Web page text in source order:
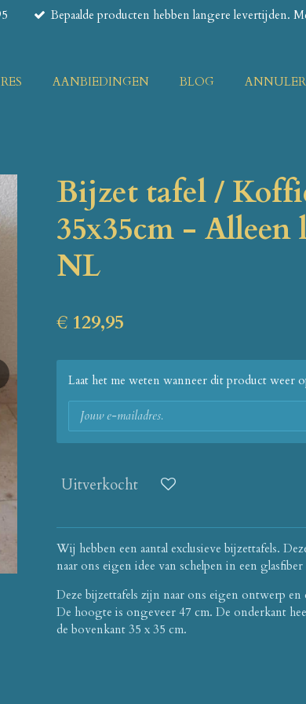
Bepaalde producten hebben langere levertijden.
AANBIEDINGEN BLOG
Bijzet tafel /
35x35cm -
NL
€ 129,95
Laat het me weten wanneer dit product weer
Uitverkocht
Wij hebben een aantal exclusieve bijzettafels.
naar ons eigen idee van schelpen in een
Deze bijzettafels zijn naar ons eigen ontwerp en
De hoogte is ongeveer 47 cm. De onderkant
de bovenkant 35 x 35 cm.